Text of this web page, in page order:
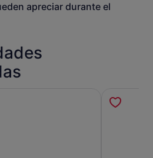
apreciar durante el